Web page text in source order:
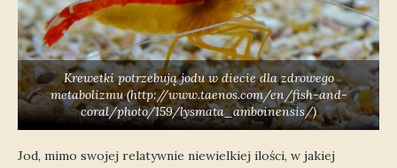
Krewetki potrzebują jodu w diecie dla zdrowego
metabolizmu (http://www.taenos.com/en/fish-and-
coral/photo/159/lysmata_amboinensis/)
Jod, mimo swojej relatywnie niewielkiej ilości, w jakiej